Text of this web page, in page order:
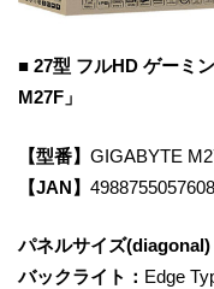
■ 27型 フルHD ゲーミ
M27F」
【型番】 GIGABYTE
【JAN】 4988755057608
パネルサイズ(diagonal)
バックライト： Edge